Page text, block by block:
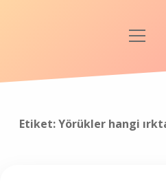
Anasayfa
menüyü
Etiket:Yörükler hangi